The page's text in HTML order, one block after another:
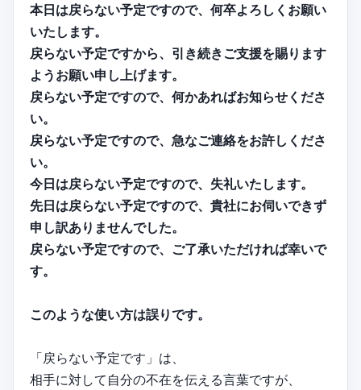
本日は戻らない予定ですので、何卒よろしくお願い
いたします。
戻らない予定ですから、引き続きご支援を賜ります
ようお願い申し上げます。
戻らない予定ですので、何かあればお知らせくださ
い。
戻らない予定ですので、急なご連絡をお許しくださ
い。
今日は戻らない予定ですので、失礼いたします。
先日は戻らない予定ですので、貴社にお伺いできず
申し訳ありませんでした。
戻らない予定ですので、ご了承いただければ幸いで
す。
このような使い方は誤りです。
「戻らない予定です」は、
相手に対して自分の不在を伝える言葉ですが、